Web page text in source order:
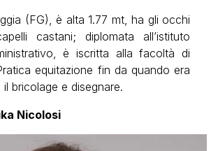
(FG), è alta 1.77 mt, ha gli occhi
castani; diplomata all’istituto
è iscritta alla facoltà di
equitazione fin da quando era
bricolage e disegnare.
Nicolosi